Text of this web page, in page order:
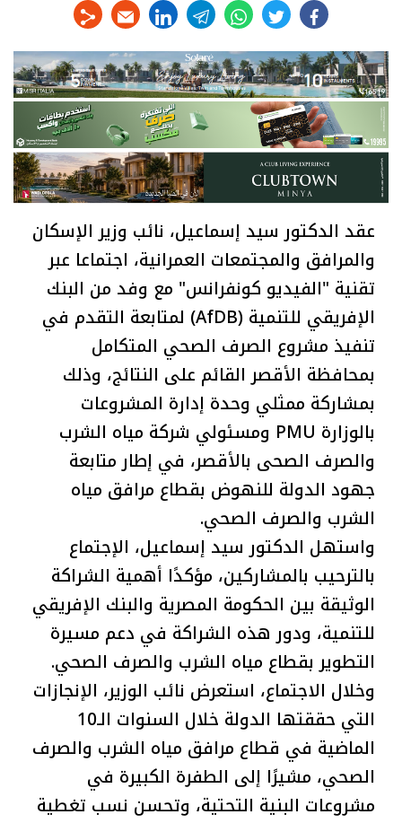
facebook
twitter
whats
telegram
linkedin
عقد الدكتور سيد إسماعيل، نائب وزير الإسكان
والمرافق والمجتمعات العمرانية، اجتماعا عبر
تقنية "الفيديو كونفرانس" مع وفد من البنك
الإفريقي للتنمية (AfDB) لمتابعة التقدم في
تنفيذ مشروع الصرف الصحي المتكامل
بمحافظة الأقصر القائم على النتائج، وذلك
بمشاركة ممثلي وحدة إدارة المشروعات
بالوزارة PMU ومسئولي شركة مياه الشرب
والصرف الصحى بالأقصر، في إطار متابعة
جهود الدولة للنهوض بقطاع مرافق مياه
الشرب والصرف الصحي.
واستهل الدكتور سيد إسماعيل، الإجتماع
بالترحيب بالمشاركين، مؤكدًا أهمية الشراكة
الوثيقة بين الحكومة المصرية والبنك الإفريقي
للتنمية، ودور هذه الشراكة في دعم مسيرة
التطوير بقطاع مياه الشرب والصرف الصحي.
وخلال الاجتماع، استعرض نائب الوزير، الإنجازات
التي حققتها الدولة خلال السنوات الـ10
الماضية في قطاع مرافق مياه الشرب والصرف
الصحي، مشيرًا إلى الطفرة الكبيرة في
مشروعات البنية التحتية، وتحسن نسب تغطية